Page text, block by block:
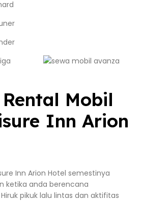
Mobil
Inn Arion
Inn Arion Hotel semestinya
ketika anda berencana
pikuk lalu lintas dan aktifitas